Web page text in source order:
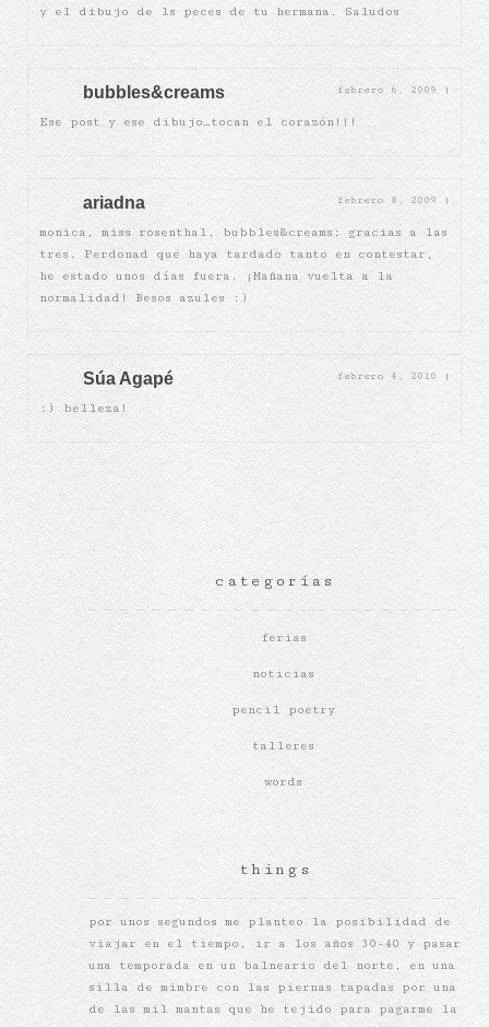
y el dibujo de ls peces de tu hermana. Saludos
bubbles&creams febrero 6, 2009 |
Ese post y ese dibujo…tocan el corazón!!!
ariadna febrero 8, 2009 |
monica, miss rosenthal, bubbles&creams: gracias a las
tres. Perdonad que haya tardado tanto en contestar,
he estado unos días fuera. ¡Mañana vuelta a la
normalidad! Besos azules :)
Súa Agapé febrero 4, 2010 |
:) belleza!
categorías
ferias
noticias
pencil poetry
talleres
words
things
por unos segundos me planteo la posibilidad de
viajar en el tiempo, ir a los años 30-40 y pasar
una temporada en un balneario del norte, en una
silla de mimbre con las piernas tapadas por una
de las mil mantas que he tejido para pagarme la